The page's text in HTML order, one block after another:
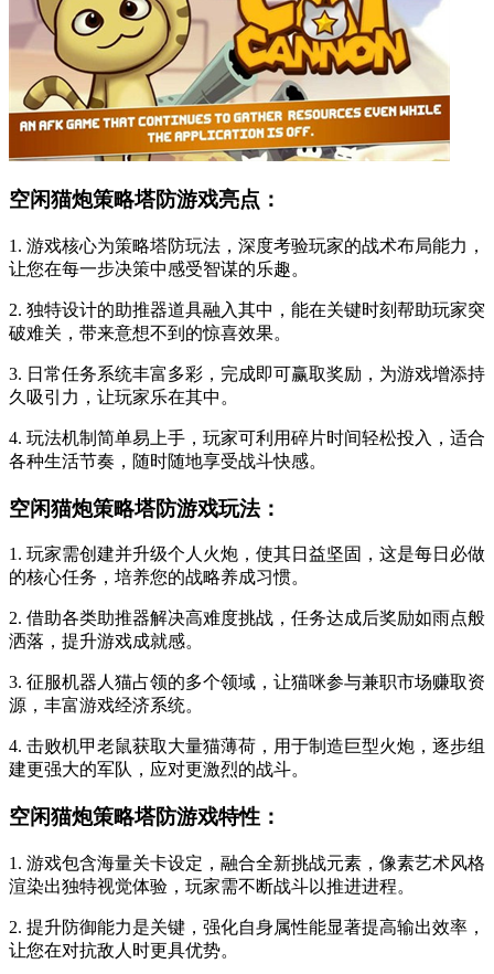
空闲猫炮策略塔防游戏亮点：
1. 游戏核心为策略塔防玩法，深度考验玩家的战术布局能力，
让您在每一步决策中感受智谋的乐趣。
2. 独特设计的助推器道具融入其中，能在关键时刻帮助玩家突
破难关，带来意想不到的惊喜效果。
3. 日常任务系统丰富多彩，完成即可赢取奖励，为游戏增添持
久吸引力，让玩家乐在其中。
4. 玩法机制简单易上手，玩家可利用碎片时间轻松投入，适合
各种生活节奏，随时随地享受战斗快感。
空闲猫炮策略塔防游戏玩法：
1. 玩家需创建并升级个人火炮，使其日益坚固，这是每日必做
的核心任务，培养您的战略养成习惯。
2. 借助各类助推器解决高难度挑战，任务达成后奖励如雨点般
洒落，提升游戏成就感。
3. 征服机器人猫占领的多个领域，让猫咪参与兼职市场赚取资
源，丰富游戏经济系统。
4. 击败机甲老鼠获取大量猫薄荷，用于制造巨型火炮，逐步组
建更强大的军队，应对更激烈的战斗。
空闲猫炮策略塔防游戏特性：
1. 游戏包含海量关卡设定，融合全新挑战元素，像素艺术风格
渲染出独特视觉体验，玩家需不断战斗以推进进程。
2. 提升防御能力是关键，强化自身属性能显著提高输出效率，
让您在对抗敌人时更具优势。